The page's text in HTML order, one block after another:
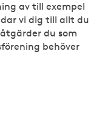
av till exempel
vi dig till allt du
du som
behöver